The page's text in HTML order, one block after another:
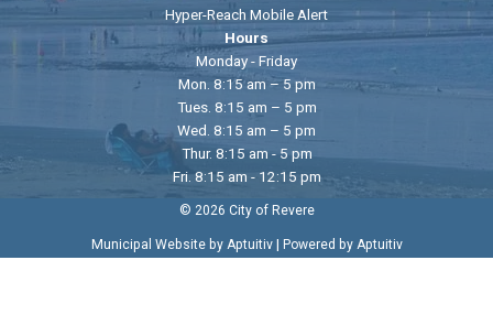
Hyper-Reach Mobile Alert
Hours
Monday - Friday
Mon. 8:15 am – 5 pm
Tues. 8:15 am – 5 pm
Wed. 8:15 am – 5 pm
Thur. 8:15 am - 5 pm
Fri. 8:15 am - 12:15 pm
© 2026 City of Revere
Municipal Website by Aptuitiv| Powered by Aptuitiv